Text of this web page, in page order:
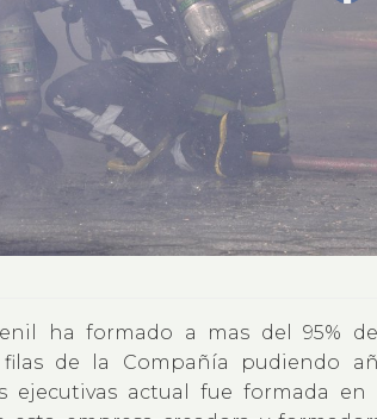
ha formado a mas del 95%
de la Compañía pudiendo
ejecutivas actual fue formada en